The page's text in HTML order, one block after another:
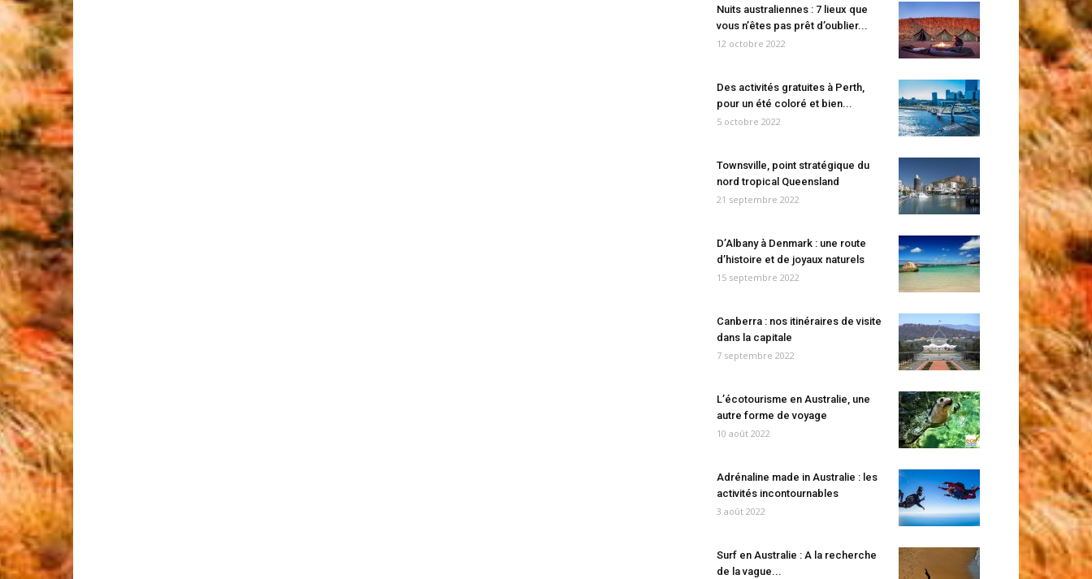
Nuits australiennes : 7 lieux que
vous n’êtes pas prêt d’oublier...
12 octobre 2022
Des activités gratuites à Perth,
pour un été coloré et bien...
5 octobre 2022
Townsville, point stratégique du
nord tropical Queensland
21 septembre 2022
D’Albany à Denmark : une route
d’histoire et de joyaux naturels
15 septembre 2022
Canberra : nos itinéraires de visite
dans la capitale
7 septembre 2022
L’écotourisme en Australie, une
autre forme de voyage
10 août 2022
Adrénaline made in Australie : les
activités incontournables
3 août 2022
Surf en Australie : A la recherche
de la vague...